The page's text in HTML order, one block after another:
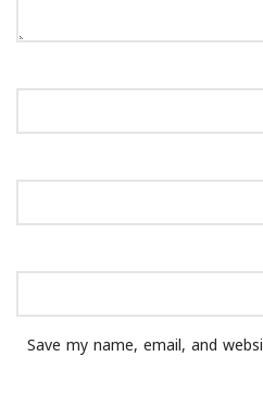
Save my name, email, and